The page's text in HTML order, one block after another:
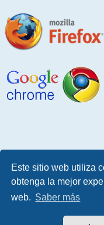
Este sitio web utiliza
obtenga la mejor
web. Saber más